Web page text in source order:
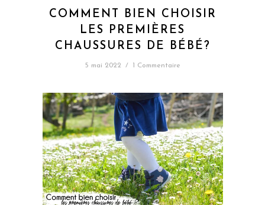
COMMENT BIEN CHOISIR
LES PREMIÈRES
CHAUSSURES DE BÉBÉ?
5 mai 2022 / 1 Commentaire